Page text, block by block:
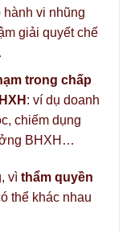
vi nhũng
giải quyết chế
trong chấp
: ví dụ doanh
chiếm dụng
BHXH…
vì thẩm quyền
thể khác nhau